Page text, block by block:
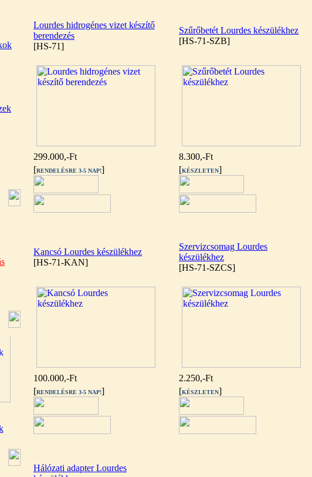
Lourdes hidrogénes vizet készítő
berendezés
[HS-71]
299.000,-Ft
[RENDELÉSRE 3-5 NAP!]
Szűrőbetét Lourdes készülékhez
[HS-71-SZB]
8.300,-Ft
[KÉSZLETEN]
Kancsó Lourdes készülékhez
[HS-71-KAN]
100.000,-Ft
[RENDELÉSRE 3-5 NAP!]
Szervizcsomag Lourdes
készülékhez
[HS-71-SZCS]
2.250,-Ft
[KÉSZLETEN]
Hálózati adapter Lourdes